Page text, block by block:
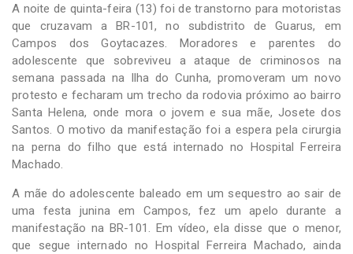
A noite de quinta-feira (13) foi de transtorno para motoristas
que cruzavam a BR-101, no subdistrito de Guarus, em
Campos dos Goytacazes. Moradores e parentes do
adolescente que sobreviveu a ataque de criminosos na
semana passada na Ilha do Cunha, promoveram um novo
protesto e fecharam um trecho da rodovia próximo ao bairro
Santa Helena, onde mora o jovem e sua mãe, Josete dos
Santos. O motivo da manifestação foi a espera pela cirurgia
na perna do filho que está internado no Hospital Ferreira
Machado.
A mãe do adolescente baleado em um sequestro ao sair de
uma festa junina em Campos, fez um apelo durante a
manifestação na BR-101. Em vídeo, ela disse que o menor,
que segue internado no Hospital Ferreira Machado, ainda